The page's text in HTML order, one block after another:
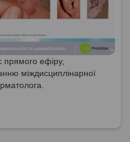
ефіру,
міждисциплінарної